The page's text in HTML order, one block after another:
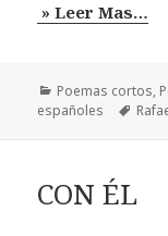
» Leer Mas…
Categorías
Poemas cortos,
españoles
CON ÉL